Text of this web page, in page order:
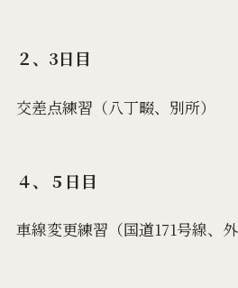
２、3日目
交差点練習（八丁畷、別所）
４、５日目
車線変更練習（国道171号線、外